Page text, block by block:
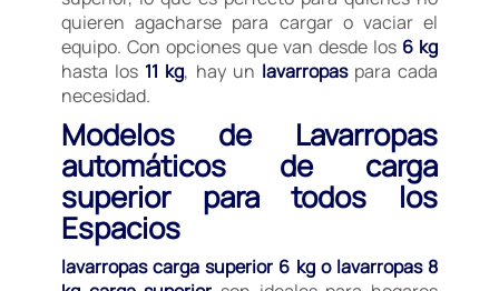
quieren agacharse para cargar o vaciar el
equipo. Con opciones que van desde los 6 kg
hasta los 11 kg, hay un lavarropaspara cada
necesidad.
Modelos de Lavarropas
automáticos de carga
superior para todos los
Espacios
lavarropas carga superior 6 kg o lavarropas 8